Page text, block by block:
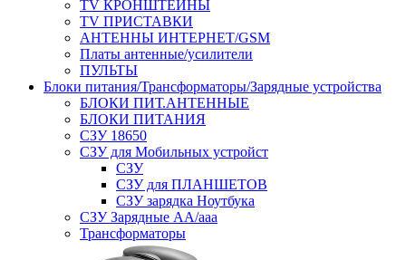
TV КРОНШТЕЙНЫ
TV ПРИСТАВКИ
АНТЕННЫ ИНТЕРНЕТ/GSM
Платы антенные/усилители
ПУЛЬТЫ
Блоки питания/Трансформаторы/Зарядные устройства
БЛОКИ ПИТ.АНТЕННЫЕ
БЛОКИ ПИТАНИЯ
СЗУ 18650
СЗУ для Мобильных устройст
СЗУ
СЗУ для ПЛАНШЕТОВ
СЗУ зарядка Ноутбука
СЗУ Зарядные АА/ааа
Трансформаторы